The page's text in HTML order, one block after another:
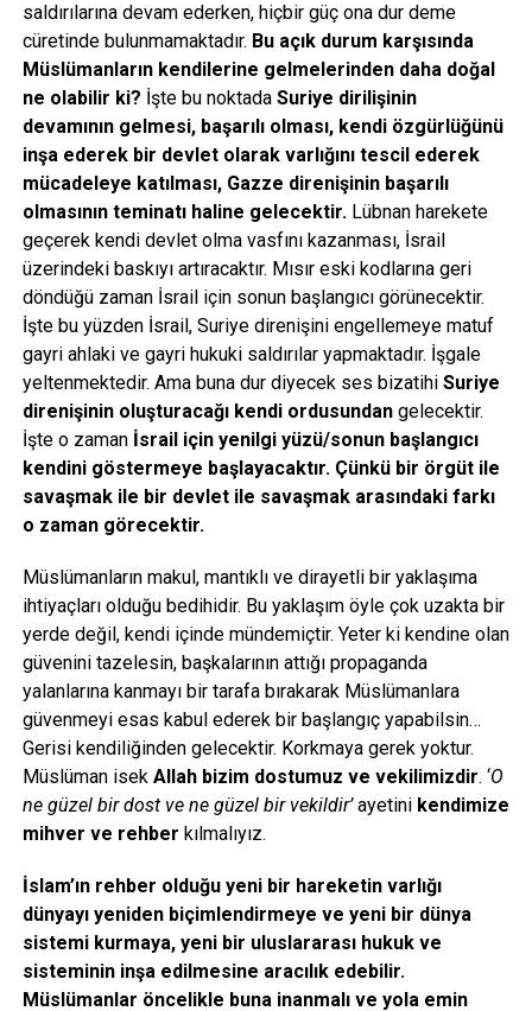
saldırılarına devam ederken, hiçbir güç ona dur deme
cüretinde bulunmamaktadır. Bu açık durum karşısında
Müslümanların kendilerine gelmelerinden daha doğal
ne olabilir ki? İşte bu noktada Suriye dirilişinin
devamının gelmesi, başarılı olması, kendi özgürlüğünü
inşa ederek bir devlet olarak varlığını tescil ederek
mücadeleye katılması, Gazze direnişinin başarılı
olmasının teminatı haline gelecektir.Lübnan harekete
geçerek kendi devlet olma vasfını kazanması, İsrail
üzerindeki baskıyı artıracaktır. Mısır eski kodlarına geri
döndüğü zaman İsrail için sonun başlangıcı görünecektir.
İşte bu yüzden İsrail, Suriye direnişini engellemeye matuf
gayri ahlaki ve gayri hukuki saldırılar yapmaktadır. İşgale
yeltenmektedir. Ama buna dur diyecek ses bizatihi Suriye
direnişinin oluşturacağı kendi ordusundan gelecektir.
İşte o zaman İsrail için yenilgi yüzü/sonun başlangıcı
kendini göstermeye başlayacaktır. Çünkü bir örgüt ile
savaşmak ile bir devlet ile savaşmak arasındaki farkı
o zaman görecektir.
Müslümanların makul, mantıklı ve dirayetli bir yaklaşıma
ihtiyaçları olduğu bedihidir. Bu yaklaşım öyle çok uzakta bir
yerde değil, kendi içinde mündemiçtir. Yeter ki kendine olan
güvenini tazelesin, başkalarının attığı propaganda
yalanlarına kanmayı bir tarafa bırakarak Müslümanlara
güvenmeyi esas kabul ederek bir başlangıç yapabilsin…
Gerisi kendiliğinden gelecektir. Korkmaya gerek yoktur.
Müslüman isek Allah bizim dostumuz ve vekilimizdir. ‘O
ne güzel bir dost ve ne güzel bir vekildir’ayetini kendimize
mihver ve rehber kılmalıyız.
İslam’ın rehber olduğu yeni bir hareketin varlığı
dünyayı yeniden biçimlendirmeye ve yeni bir dünya
sistemi kurmaya, yeni bir uluslararası hukuk ve
sisteminin inşa edilmesine aracılık edebilir.
Müslümanlar öncelikle buna inanmalı ve yola emin